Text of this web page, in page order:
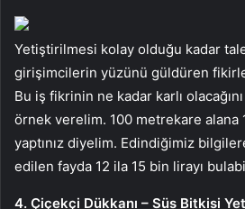
Yetiştirilmesi kolay olduğu kadar
girişimcilerin yüzünü güldüren
Bu iş fikrinin ne kadar karlı
örnek verelim. 100 metrekare alana
yaptınız diyelim. Edindiğimiz
edilen fayda 12 ila 15 bin lirayı
4. Çiçekçi Dükkanı – Süs Bitkisi